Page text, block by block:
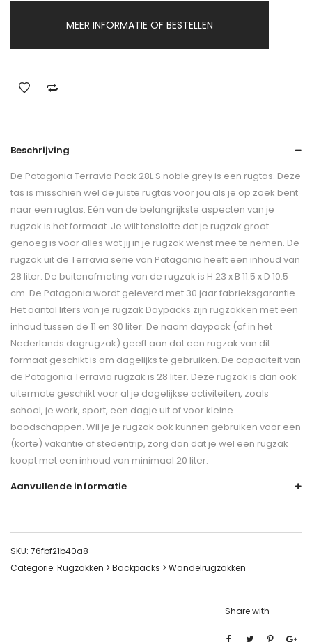
MEER INFORMATIE OF BESTELLEN
Beschrijving
De Patagonia Terravia Pack 28L S noble grey is een rugtas. Deze
tas is misschien wel de juiste rugtas voor jou als je op zoek bent
naar een rugtas. Eén van de belangrijkste aspecten van je
rugzak is het formaat. Je wilt tenslotte dat je rugzak groot
genoeg is voor alles wat jij in je rugzak wenst mee te nemen. De
rugzak uit de Terravia serie van Patagonia heeft een inhoud van
28 liter. De buitenafmeting van de rugzak is H 23 x B 11.5 x D 10.5
cm. De Patagonia wordt geleverd met 30 jaar fabrieksgarantie.
Het aantal liters van je rugzak Daypacks zijn rugzakken met een
inhoud tussen de 11 en 30 liter. De naam daypack (of in het
Nederlands dagrugzak) geeft aan dat een rugzak van dit
formaat geschikt is om dagelijks te gebruiken. De capaciteit van
de Patagonia Terravia rugzak is 28 liter. Deze rugzak is dan ook
uitermate geschikt voor al je dagelijkse activiteiten, zoals
school, je werk, sport, een dagje uit of voor kleine
boodschappen. Wil je je rugzak ook kunnen gebruiken voor een
(korte) vakantie of stedentrip, zorg dan dat je wel een rugzak
koopt met een inhoud van minimaal 20 liter.
Aanvullende informatie
SKU: 76fbf21b40a8
Categorie: Rugzakken > Backpacks > Wandelrugzakken
Share with